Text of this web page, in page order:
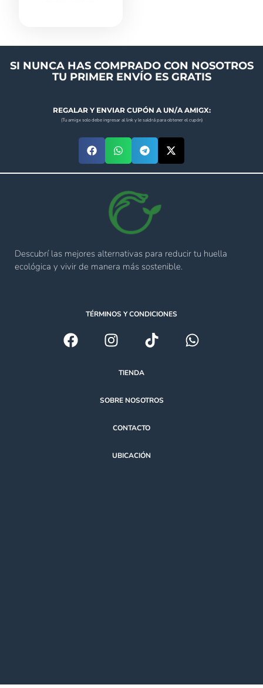
SI NUNCA HAS COMPRADO CON NOSOTROS
TU PRIMER ENVÍO ES GRATIS
REGALAR Y ENVIAR CUPÓN A UN/A AMIGX:
(Tu amigx solo debe ingresar al link y le saldrá para obtener el cupón)
Descubrí las mejores alternativas para reducir tu huella
ecológica y vivir de manera más sostenible.
TÉRMINOS Y CONDICIONES
TIENDA
SOBRE NOSOTROS
CONTACTO
UBICACIÓN